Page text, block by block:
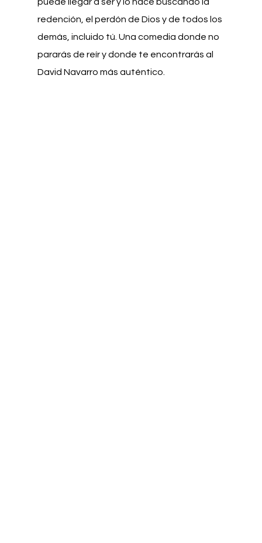
redención, el perdón de Dios y de todos los
demás, incluido tú. Una comedia donde no
pararás de reír y donde te encontrarás al
David Navarro más auténtico.